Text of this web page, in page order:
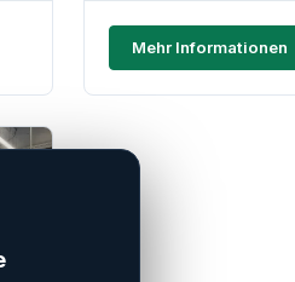
Mehr Informationen